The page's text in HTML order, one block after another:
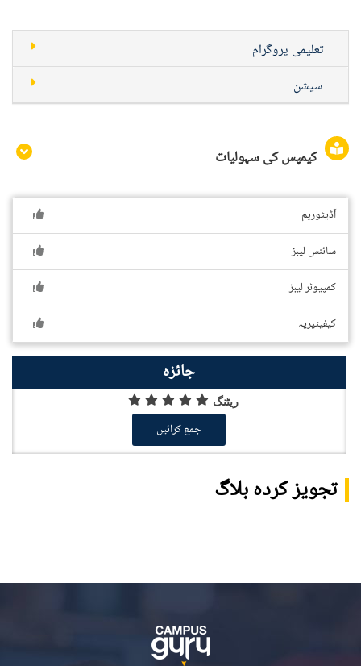
تعلیمی پروگرام
سیشن
کیمپس کی سہولیات
آڈیٹوریم
سائنس لیبز
کمپیوٹر لیبز
کیفیٹیریہ
جائزہ
ریٹنگ
جمع کرائیں
تجویز کردہ بلاگ